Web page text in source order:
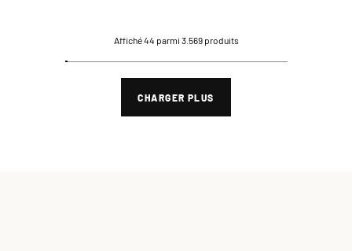
Affiché 44 parmi 3.569 produits
CHARGER PLUS